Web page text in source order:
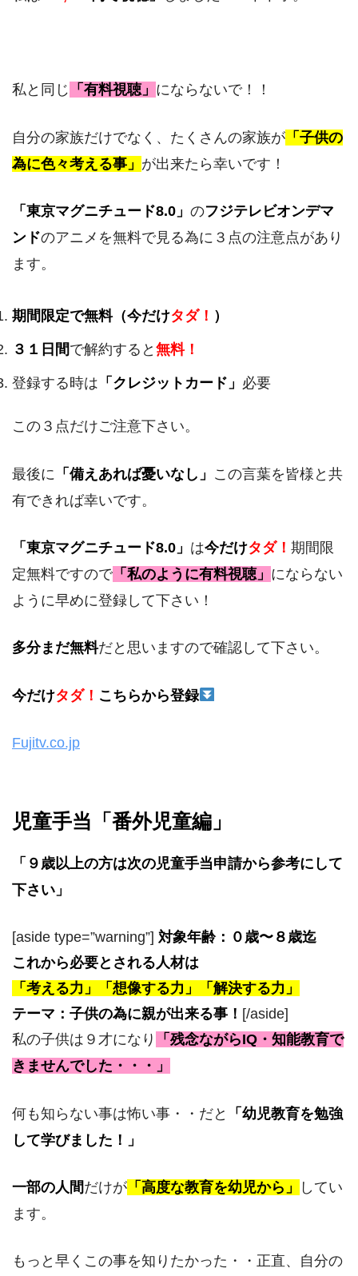
私と同じ 「有料視聴」 にならないで！！
自分の家族だけでなく、たくさんの家族が 「子供の
為に色々考える事」 が出来たら幸いです！
「東京マグニチュード8.0」 のフジテレビオンデマ
ンドのアニメを無料で見る為に３点の注意点があり
ます。
期間限定で無料（今だけタダ！ ）
３１日間で解約すると 無料！
登録する時は 「クレジットカード」 必要
この３点だけご注意下さい。
最後に 「備えあれば憂いなし」 この言葉を皆様と共
有できれば幸いです。
「東京マグニチュード8.0」 は今だけタダ！ 期間限
定無料ですので 「私のように有料視聴」 にならない
ように早めに登録して下さい！
多分まだ無料だと思いますので確認して下さい。
今だけタダ！ こちらから登録
Fujitv.co.jp
児童手当「番外児童編」
「９歳以上の方は次の児童手当申請から参考にして
下さい」
[aside type=”warning”] 対象年齢：０歳〜８歳迄
これから必要とされる人材は
「考える力」「想像する力」「解決する力」
テーマ：子供の為に親が出来る事！ [/aside]
私の子供は９才になり
「残念ながらIQ・知能教育で
きませんでした・・・」
何も知らない事は怖い事・・だと
「幼児教育を勉強
して学びました！」
一部の人間だけが 「高度な教育を幼児から」
してい
ます。
もっと早くこの事を知りたかった・・正直、自分の